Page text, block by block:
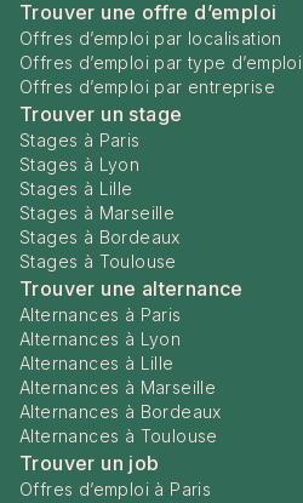
Trouver une offre d’emploi
Offres d’emploi par localisation
Offres d’emploi par type d’emploi
Offres d’emploi par entreprise
Trouver un stage
Stages à Paris
Stages à Lyon
Stages à Lille
Stages à Marseille
Stages à Bordeaux
Stages à Toulouse
Trouver une alternance
Alternances à Paris
Alternances à Lyon
Alternances à Lille
Alternances à Marseille
Alternances à Bordeaux
Alternances à Toulouse
Trouver un job
Offres d’emploi à Paris